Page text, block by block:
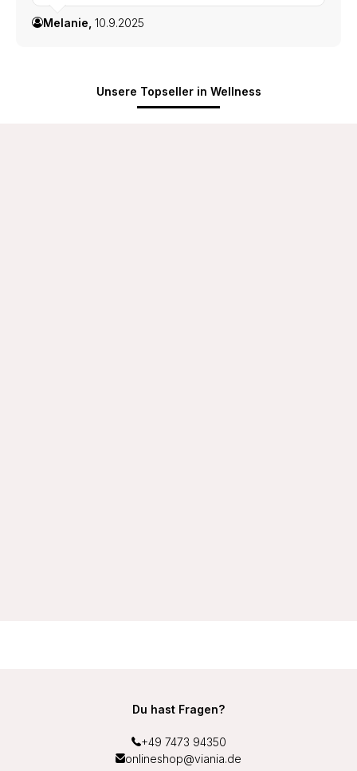
Melanie, 10.9.2025
Unsere Topseller in Wellness
Du hast Fragen?
+49 7473 94350
onlineshop@viania.de